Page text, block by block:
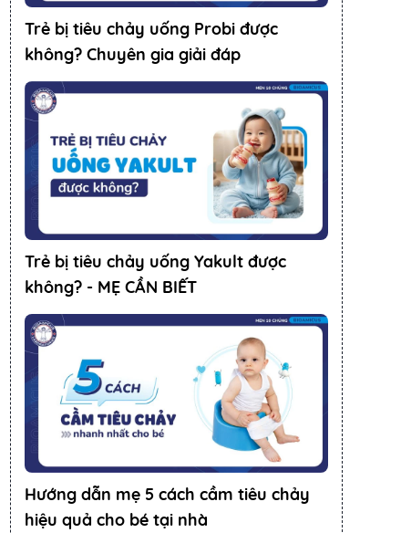
Trẻ bị tiêu chảy uống Probi được
không? Chuyên gia giải đáp
Trẻ bị tiêu chảy uống Yakult được
không? - MẸ CẦN BIẾT
Hướng dẫn mẹ 5 cách cầm tiêu chảy
hiệu quả cho bé tại nhà